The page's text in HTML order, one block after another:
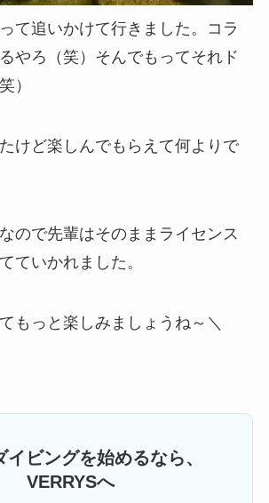
って追いかけて行きました。コラ
やろ（笑）そんでもってそれド
）
けど楽しんでもらえて何よりで
ので先輩はそのままライセンス
ていかれました。
もっと楽しみましょうね～＼
イビングを始めるなら、
VERRYSへ